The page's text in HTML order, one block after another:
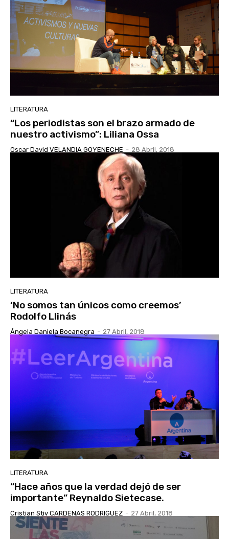
LITERATURA
“Los periodistas son el brazo armado de
nuestro activismo”: Liliana Ossa
Oscar David VELANDIA GOYENECHE - 28 Abril, 2018
LITERATURA
‘No somos tan únicos como creemos’
Rodolfo Llinás
Ángela Daniela Bocanegra - 27 Abril, 2018
LITERATURA
“Hace años que la verdad dejó de ser
importante” Reynaldo Sietecase.
Cristian Stiv CARDENAS RODRIGUEZ - 27 Abril, 2018